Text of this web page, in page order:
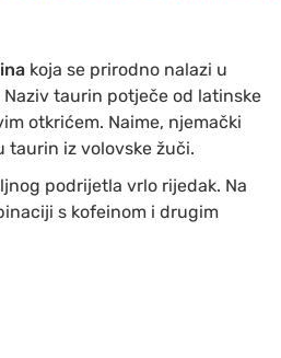
koja se prirodno nalazi u
taurin potječe od latinske
otkrićem. Naime, njemački
taurin iz volovske žuči.
podrijetla vrlo rijedak. Na
s kofeinom i drugim